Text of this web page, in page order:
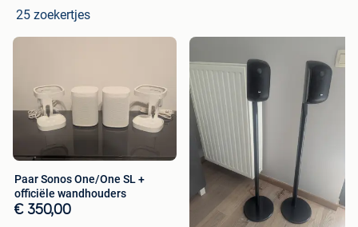
25 zoekertjes
Paar Sonos One/One SL +
officiële wandhouders
€ 350,00